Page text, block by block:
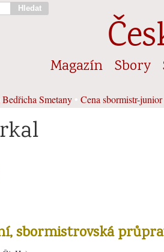
Hledat
Magazín Sbory
Bedřicha Smetany Cena sbormistr-junior
sbormistrovská